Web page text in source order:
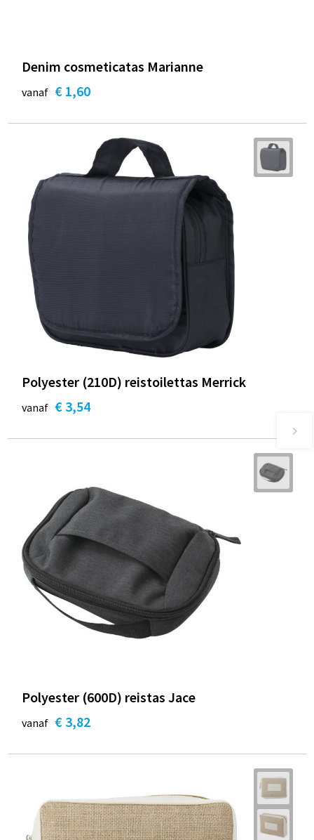
Denim cosmeticatas Marianne
vanaf € 1,60
Polyester (210D) reistoilettas Merrick
vanaf € 3,54
Polyester (600D) reistas Jace
vanaf € 3,82